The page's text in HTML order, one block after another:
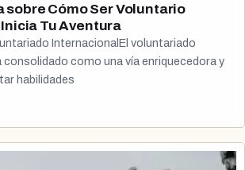
sobre Cómo Ser Voluntario
Tu Aventura
InternacionalEl voluntariado
consolidado como una vía enriquecedora y
habilidades